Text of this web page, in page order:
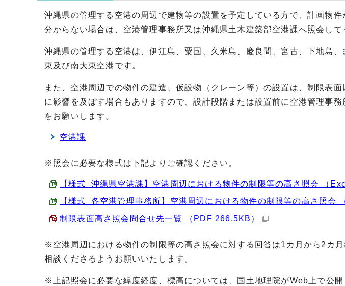
沖縄県の管理する空港の周辺で建物等の設置を予定している方で、計画物
分からない場合は、空港管理事務所又は沖縄県土木建築部空港課へ照会して
沖縄県の管理する空港は、伊江島、粟国、久米島、慶良間、宮古、下地島
東及び南大東空港です。
また、空港周辺での物件の建造、仮設物（クレーン等）の設置は、制限表
に影響を及ぼす場合もありますので、設計段階または設置前に空港管理事
をお願いします。
空港課
※照会に必要な様式は下記よりご確認ください。
【様式_沖縄県空港課】空港周辺における物件の制限等の高さ照会 （
【様式_各空港管理事務所】空港周辺における物件の制限等の高さ照会
制限表面高さ照会問合せ先一覧 （PDF 266.5KB）
※空港周辺における物件の制限等の高さ照会に対する回答は1カ月から2カ
相談くださるようお願いいたします。
※上記照会に必要な緯度経度、標高については、国土地理院がWeb上で公